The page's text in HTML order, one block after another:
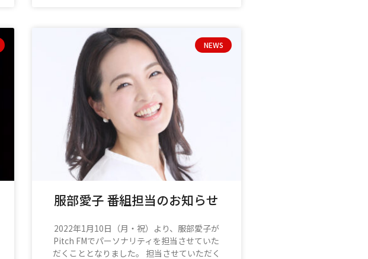
NEWS
服部愛子 番組担当のお知らせ
2022年1月10日（月・祝）より、服部愛子が
Pitch FMでパーソナリティを担当させていた
だくこととなりました。 担当させていただく